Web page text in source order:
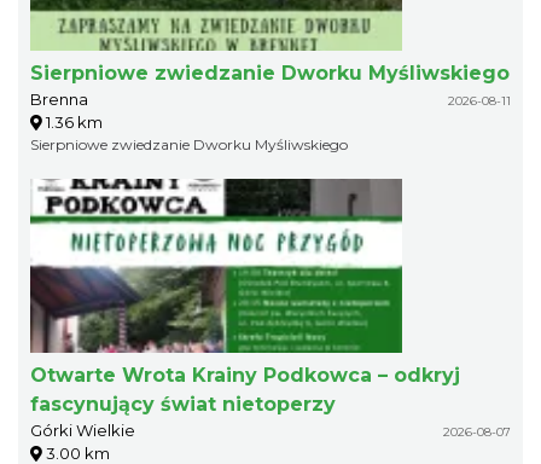
Sierpniowe zwiedzanie Dworku Myśliwskiego
Brenna 2026-08-11
1.36 km
Sierpniowe zwiedzanie Dworku Myśliwskiego
Otwarte Wrota Krainy Podkowca – odkryj
fascynujący świat nietoperzy
Górki Wielkie 2026-08-07
3.00 km